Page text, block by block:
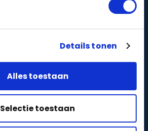
Details tonen
Alles toestaan
Selectie toestaan
zakelijk | particulier
particulier